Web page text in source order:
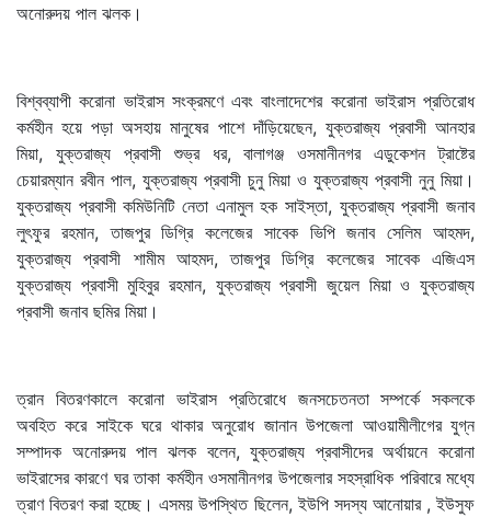
অনোরুদয় পাল ঝলক।
বিশ্বব্যাপী করোনা ভাইরাস সংক্রমণে এবং বাংলাদেশের করোনা ভাইরাস প্রতিরোধ
কর্মহীন হয়ে পড়া অসহায় মানুষের পাশে দাঁড়িয়েছেন, যুক্তরাজ্য প্রবাসী আনহার
মিয়া, যুক্তরাজ্য প্রবাসী শুভ্র ধর, বালাগঞ্জ ওসমানীনগর এডুকেশন ট্রাষ্টের
চেয়ারম্যান রবীন পাল, যুক্তরাজ্য প্রবাসী চুনু মিয়া ও যুক্তরাজ্য প্রবাসী নুনু মিয়া।
যুক্তরাজ্য প্রবাসী কমিউনিটি নেতা এনামুল হক সাইস্তা, যুক্তরাজ্য প্রবাসী জনাব
লুৎফুর রহমান, তাজপুর ডিগ্রি কলেজের সাবেক ভিপি জনাব সেলিম আহমদ,
যুক্তরাজ্য প্রবাসী শামীম আহমদ, তাজপুর ডিগ্রি কলেজের সাবেক এজিএস
যুক্তরাজ্য প্রবাসী মুহিবুর রহমান, যুক্তরাজ্য প্রবাসী জুয়েল মিয়া ও যুক্তরাজ্য
প্রবাসী জনাব ছমির মিয়া।
ত্রান বিতরণকালে করোনা ভাইরাস প্রতিরোধে জনসচেতনতা সম্পর্কে সকলকে
অবহিত করে সাইকে ঘরে থাকার অনুরোধ জানান উপজেলা আওয়ামীলীগের যুগ্ন
সম্পাদক অনোরুদয় পাল ঝলক বলেন, যুক্তরাজ্য প্রবাসীদের অর্থায়নে করোনা
ভাইরাসের কারণে ঘর তাকা কর্মহীন ওসমানীনগর উপজেলার সহস্রাধিক পরিবারে মধ্যে
ত্রাণ বিতরণ করা হচ্ছে। এসময় উপস্থিত ছিলেন, ইউপি সদস্য আনোয়ার , ইউসুফ